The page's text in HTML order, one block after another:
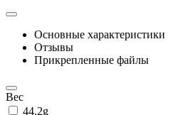
Основные характеристики
Отзывы
Прикрепленные файлы
Вес
44.2g